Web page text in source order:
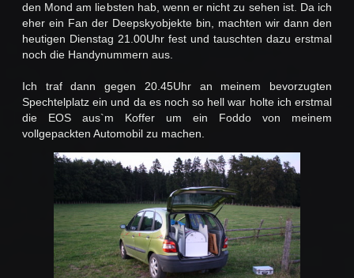
den Mond am liebsten hab, wenn er nicht zu sehen ist. Da ich
eher ein Fan der Deepskyobjekte bin, machten wir dann den
heutigen Dienstag 21.00Uhr fest und tauschten dazu erstmal
noch die Handynummern aus.
Ich traf dann gegen 20.45Uhr an meinem bevorzugten
Spechtelplatz ein und da es noch so hell war holte ich erstmal
die EOS aus`m Koffer um ein Foddo von meinem
vollgepackten Automobil zu machen.